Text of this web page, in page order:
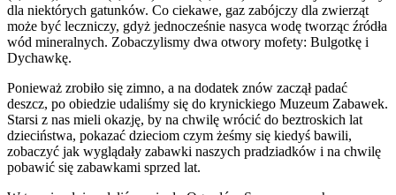
dla niektórych gatunków. Co ciekawe, gaz zabójczy dla zwierząt
może być leczniczy, gdyż jednocześnie nasyca wodę tworząc źródła
wód mineralnych. Zobaczylismy dwa otwory mofety: Bulgotkę i
Dychawkę.
Ponieważ zrobiło się zimno, a na dodatek znów zaczął padać
deszcz, po obiedzie udaliśmy się do krynickiego Muzeum Zabawek.
Starsi z nas mieli okazję, by na chwilę wrócić do beztroskich lat
dzieciństwa, pokazać dzieciom czym żeśmy się kiedyś bawili,
zobaczyć jak wyglądały zabawki naszych pradziadków i na chwilę
pobawić się zabawkami sprzed lat.